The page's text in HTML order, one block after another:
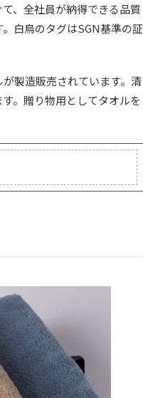
、全社員が納得できる品質
白鳥のタグはSGN基準の証
製造販売されています。清
。贈り物用としてタオルを